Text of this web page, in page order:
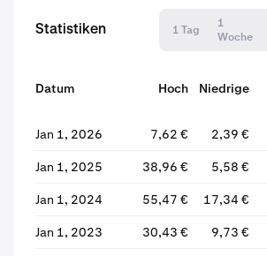
Statistiken 1 Tag
1
Woche
Datum Hoch Niedrige
Jan 1, 2026
7,62 € 2,39 €
Jan 1, 2025 38,96 € 5,58 €
Jan 1, 2024 55,47 € 17,34 €
Jan 1, 2023 30,43 € 9,73 €